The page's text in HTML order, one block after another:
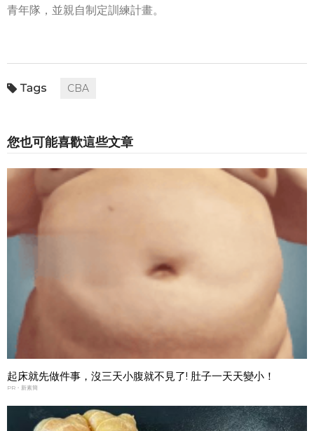
青年隊，並親自制定訓練計畫。
CBA
您也可能喜歡這些文章
起床就先做件事，沒三天小腹就不見了! 肚子一天天變小！
PR・新素簡